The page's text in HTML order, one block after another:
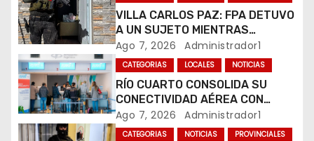
d
e
e
n
t
VILLA CARLOS PAZ: FPA DETUVO
A UN SUJETO MIENTRAS
COMERCIALIZABA COCAÍNA Y
MARIHUANA EN UNA PLAZA
Ago 7, 2026 Administrador1
CATEGORIAS LOCALES NOTICIAS
RÍO CUARTO CONSOLIDA SU
CONECTIVIDAD AÉREA CON
CUATRO VUELOS SEMANALES A
BUENOS AIRES
Ago 7, 2026 Administrador1
CATEGORIAS NOTICIAS PROVINCIALES